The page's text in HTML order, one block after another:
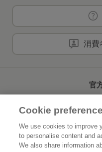
消費
官
首頁
Cookie preference
We use cookies to improve
to personalise content and
We also share information